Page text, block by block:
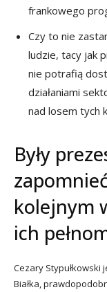
frankowego
Czy to nie
ludzie, tacy jak
nie potrafią
działaniami
nad losem tych
Były
kolejnym
ich
Cezary Stypułkowski
Białka,